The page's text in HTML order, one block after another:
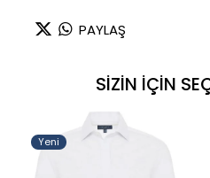
PAYLAŞ
SİZİN İÇİN
Yeni